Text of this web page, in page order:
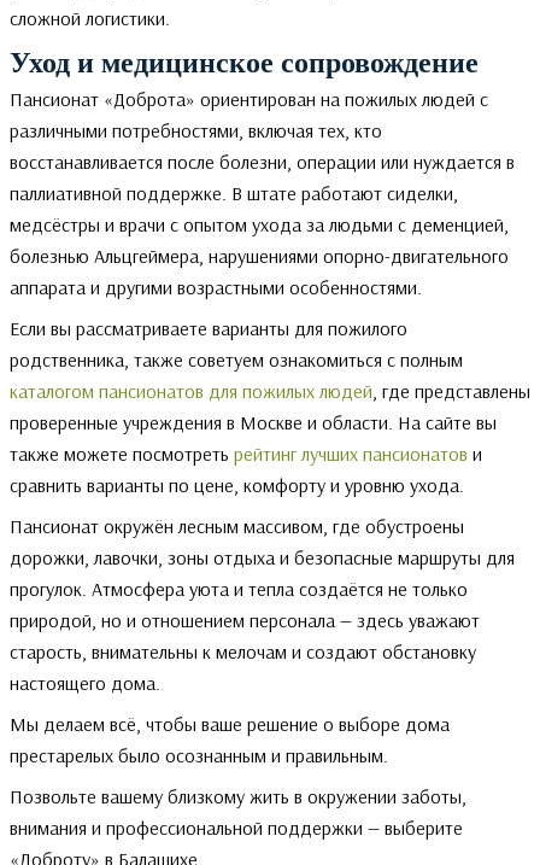
сложной логистики.
Уход и медицинское сопровождение
Пансионат «Доброта» ориентирован на пожилых людей с
различными потребностями, включая тех, кто
восстанавливается после болезни, операции или нуждается в
паллиативной поддержке. В штате работают сиделки,
медсёстры и врачи с опытом ухода за людьми с деменцией,
болезнью Альцгеймера, нарушениями опорно-двигательного
аппарата и другими возрастными особенностями.
Если вы рассматриваете варианты для пожилого
родственника, также советуем ознакомиться с полным
каталогом пансионатов для пожилых людей , где представлены
проверенные учреждения в Москве и области. На сайте вы
также можете посмотреть рейтинг лучших пансионатов и
сравнить варианты по цене, комфорту и уровню ухода.
Пансионат окружён лесным массивом, где обустроены
дорожки, лавочки, зоны отдыха и безопасные маршруты для
прогулок. Атмосфера уюта и тепла создаётся не только
природой, но и отношением персонала — здесь уважают
старость, внимательны к мелочам и создают обстановку
настоящего дома.
Мы делаем всё, чтобы ваше решение о выборе дома
престарелых было осознанным и правильным.
Позвольте вашему близкому жить в окружении заботы,
внимания и профессиональной поддержки — выберите
«Доброту» в Балашихе.